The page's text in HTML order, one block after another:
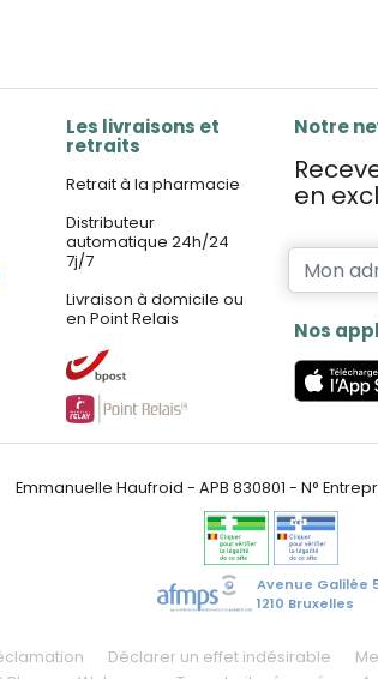
Les livraisons et
retraits
Retrait à la pharmacie
Distributeur
automatique 24h/24
7j/7
Livraison à domicile ou
en Point Relais
Notre
en
Nos
Emmanuelle Haufroid - APB 830801 - N°
Avenue Galilée
1210 Bruxelles
Déclarer un effet indésirable